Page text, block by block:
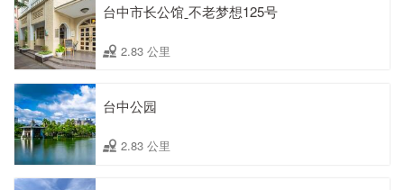
台中市长公馆ˍ不老梦想125号
2.83 公里
台中公园
2.83 公里